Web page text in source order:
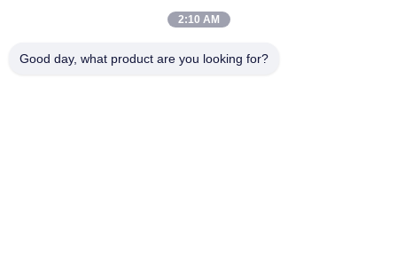
2:10 AM
Good day, what product are you looking for?